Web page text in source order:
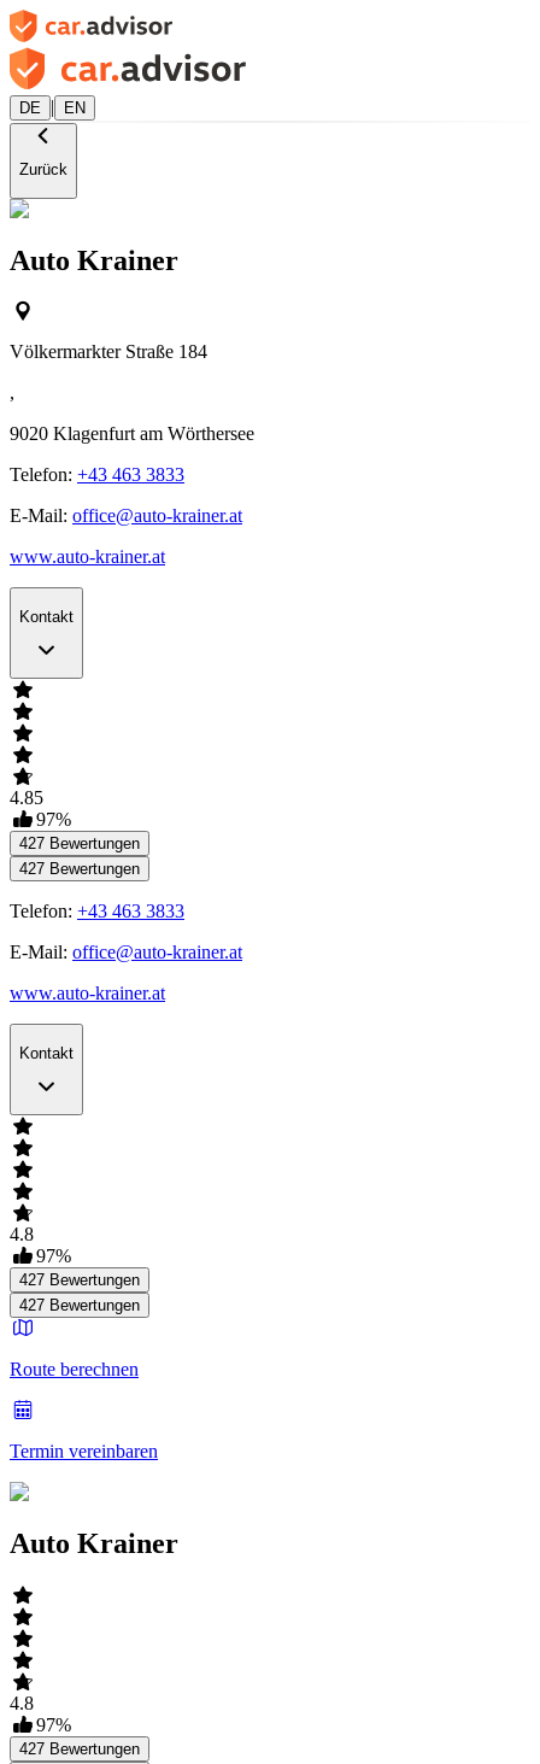
DE | EN
Zurück
Auto Krainer
Völkermarkter Straße 184
,
9020 Klagenfurt am Wörthersee
Telefon: +43 463 3833
E-Mail: office@auto-krainer.at
www.auto-krainer.at
Kontakt
4.85
97%
427 Bewertungen
427 Bewertungen
Telefon: +43 463 3833
E-Mail: office@auto-krainer.at
www.auto-krainer.at
Kontakt
4.8
97%
427 Bewertungen
427 Bewertungen
Route berechnen
Termin vereinbaren
Auto Krainer
4.8
97%
427 Bewertungen